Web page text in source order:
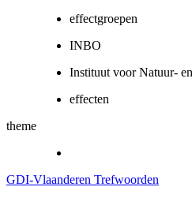
effectgroepen
INBO
Instituut voor Natuur-
effecten
theme
GDI-Vlaanderen Trefwoorden